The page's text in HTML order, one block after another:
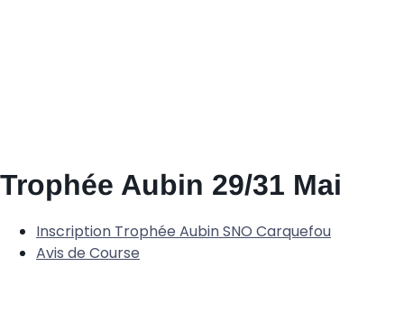
Trophée Aubin 29/31 Mai
Inscription Trophée Aubin SNO Carquefou
Avis de Course